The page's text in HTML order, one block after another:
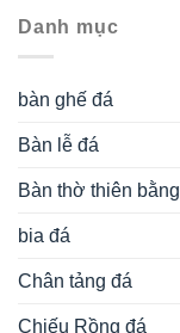
Danh mục
bàn ghế đá
Bàn lễ đá
Bàn thờ thiên
bia đá
Chân tảng đá
Chiếu Rồng đá